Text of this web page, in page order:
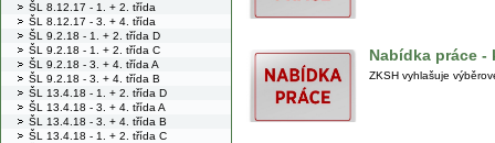
ŠL 8.12.17 - 1. + 2. třída
ŠL 8.12.17 - 3. + 4. třída
ŠL 9.2.18 - 1. + 2. třída D
ŠL 9.2.18 - 1. + 2. třída C
ŠL 9.2.18 - 3. + 4. třída A
ŠL 9.2.18 - 3. + 4. třída B
ŠL 13.4.18 - 1. + 2. třída D
ŠL 13.4.18 - 3. + 4. třída A
ŠL 13.4.18 - 3. + 4. třída B
ŠL 13.4.18 - 1. + 2. třída C
Nabídka práce -
ZKSH vyhlašuje